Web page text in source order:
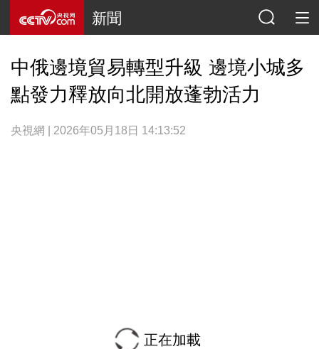
新聞
中俄邊境貿易轉型升級 邊境小城多
點發力釋放向北開放蓬勃活力
央視網 | 2026年05月18日 14:13:52
正在加載